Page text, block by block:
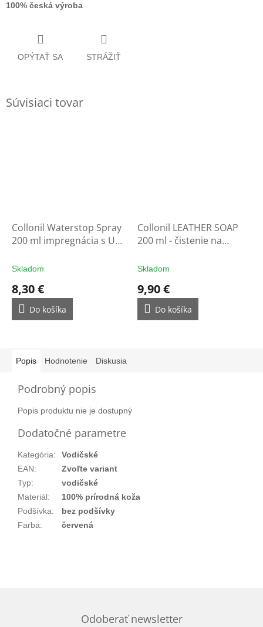
100% česká výroba
OPÝTAŤ SA STRÁŽIŤ
Súvisiaci tovar
Collonil Waterstop Spray
200 ml impregnácia s UV
rukavice
Skladom
8,30 €
Do košíka
Collonil LEATHER SOAP
200 ml - čistenie na
Skladom
9,90 €
Do košíka
Popis Hodnotenie Diskusia
Podrobný popis
Popis produktu nie je dostupný
Dodatočné parametre
Kategória:
Vodičské
EAN:
Zvoľte variant
Typ:
vodičské
Materiál:
100% prírodná koža
Podšívka:
bez podšívky
Farba: červená
Odoberať newsletter